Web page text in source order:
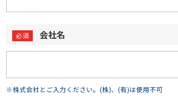
会社名
※株式会社とご入力ください。(株)、(有)は使用不可